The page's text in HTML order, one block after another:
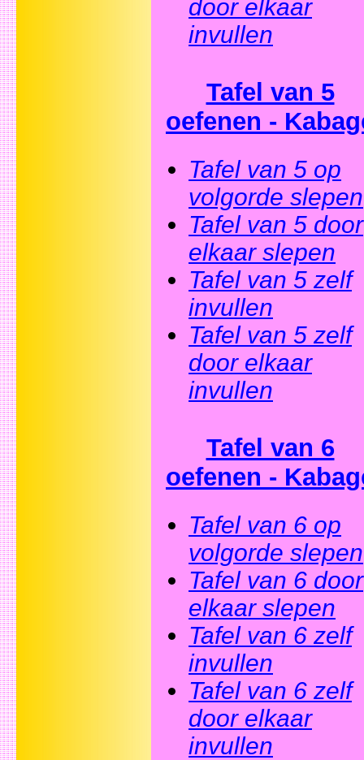
door elkaar
invullen
Tafel van 5
oefenen -
Tafel van 5 op
volgorde slepen
Tafel van 5 door
elkaar slepen
Tafel van 5 zelf
invullen
Tafel van 5 zelf
door elkaar
invullen
Tafel van 6
oefenen -
Tafel van 6 op
volgorde slepen
Tafel van 6 door
elkaar slepen
Tafel van 6 zelf
invullen
Tafel van 6 zelf
door elkaar
invullen